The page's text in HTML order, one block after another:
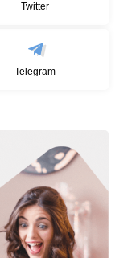
Twitter
Telegram